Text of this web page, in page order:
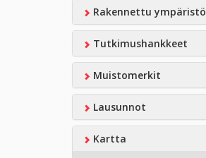
Rakennettu ympäristö
Tutkimushankkeet
Muistomerkit
Lausunnot
Kartta